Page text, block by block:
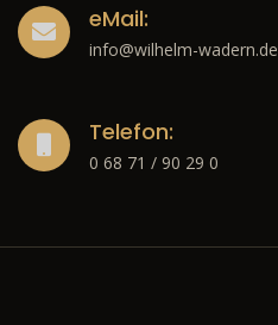
eMail:
info@wilhelm-wadern.de
Telefon:
0 68 71 / 90 29 0